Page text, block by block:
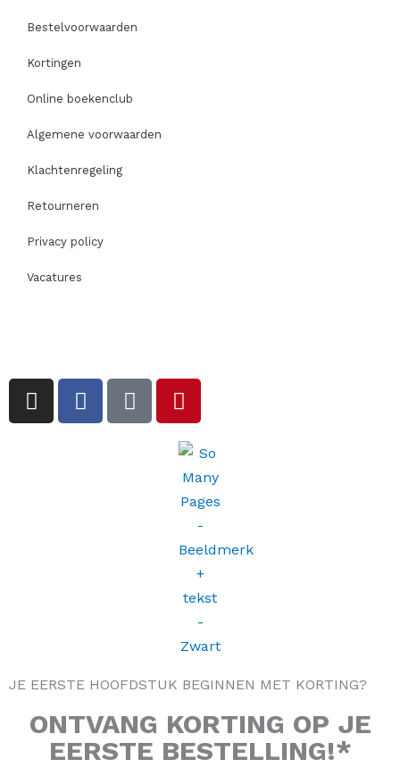
Bestelvoorwaarden
Kortingen
Online boekenclub
Algemene voorwaarden
Klachtenregeling
Retourneren
Privacy policy
Vacatures
I
n
F
a
T
i
P
i
t
e
r
s
JE EERSTE HOOFDSTUK BEGINNEN MET KORTING?
ONTVANG KORTING OP JE
EERSTE BESTELLING!*